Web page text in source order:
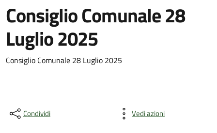
Consiglio Comunale 28
Luglio 2025
Consiglio Comunale 28 Luglio 2025
Condividi Vedi azioni